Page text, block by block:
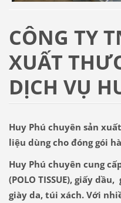
CÔNG TY
XUẤT
DỊCH VỤ
Huy Phú chuyên sản
liệu dùng cho đóng gói
Huy Phú chuyên cung
(POLO TISSUE), giấy
giày da, túi xách. Với